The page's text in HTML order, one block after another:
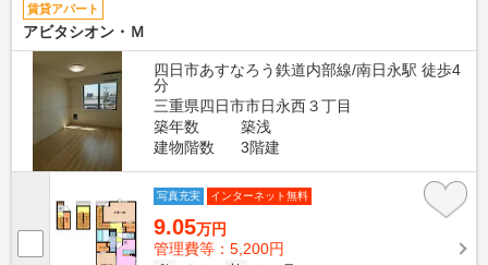
賃貸アパート
アビタシオン・Ｍ
四日市あすなろう鉄道内部線/南日永駅 徒歩4
分
三重県四日市市日永西３丁目
築年数
築浅
建物階数
3階建
写真充実 インターネット無料
9.05万円
管理費等：5,200円